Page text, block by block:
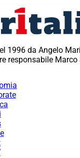
1996 da Angelo
responsabile Marco